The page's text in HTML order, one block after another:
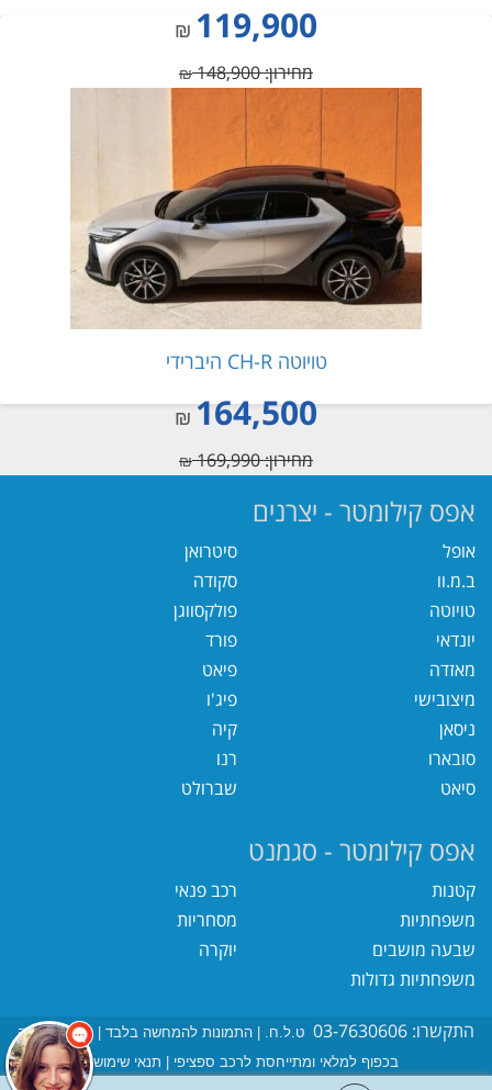
119,900
₪
מחירון: 148,900 ₪
טויוטה CH-R היברידי
164,500
₪
מחירון: 169,990 ₪
אפס קילומטר - יצרנים
אופל
ב.מ.וו
טויוטה
יונדאי
מאזדה
מיצובישי
ניסאן
סובארו
סיאט
סיטרואן
סקודה
פולקסווגן
פורד
פיאט
פיג'ו
קיה
רנו
שברולט
אפס קילומטר - סגמנט
קטנות
משפחתיות
שבעה מושבים
משפחתיות גדולות
רכב פנאי
מסחריות
יוקרה
התקשרו: 03-7630606
ט.ל.ח. | התמונות להמחשה בלבד | העסקה הינה
בכפוף למלאי ומתייחסת לרכב ספציפי | תנאי שימוש